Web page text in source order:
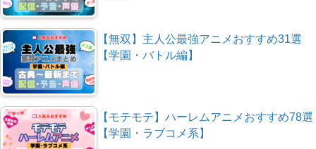
【無双】主人公最強アニメおすすめ31選
【学園・バトル編】
【モテモテ】ハーレムアニメおすすめ78選
【学園・ラブコメ系】